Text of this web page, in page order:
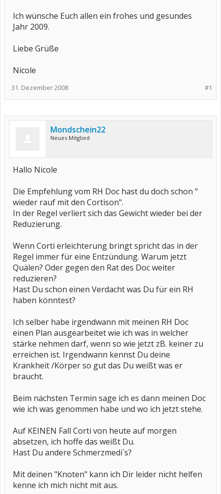
Ich wünsche Euch allen ein frohes und gesundes
Jahr 2009.
Liebe Grüße
Nicole
#1
31. Dezember 2008
Mondschein22
Neues Mitglied
Hallo Nicole
Die Empfehlung vom RH Doc hast du doch schon "
wieder rauf mit den Cortison".
In der Regel verliert sich das Gewicht wieder bei der
Reduzierung.
Wenn Corti erleichterung bringt spricht das in der
Regel immer für eine Entzündung. Warum jetzt
Quälen? Oder gegen den Rat des Doc weiter
reduzieren?
Hast Du schon einen Verdacht was Du für ein RH
haben könntest?
Ich selber habe irgendwann mit meinen RH Doc
einen Plan ausgearbeitet wie ich was in welcher
stärke nehmen darf, wenn so wie jetzt zB. keiner zu
erreichen ist. Irgendwann kennst Du deine
Krankheit /Körper so gut das Du weißt was er
braucht.
Beim nächsten Termin sage ich es dann meinen Doc
wie ich was genommen habe und wo ich jetzt stehe.
Auf KEINEN Fall Corti von heute auf morgen
absetzen, ich hoffe das weißt Du.
Hast Du andere Schmerzmedi´s?
Mit deinen "Knoten" kann ich Dir leider nicht helfen
kenne ich mich nicht mit aus.